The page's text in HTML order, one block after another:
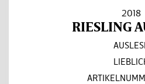
2018
RIESLING